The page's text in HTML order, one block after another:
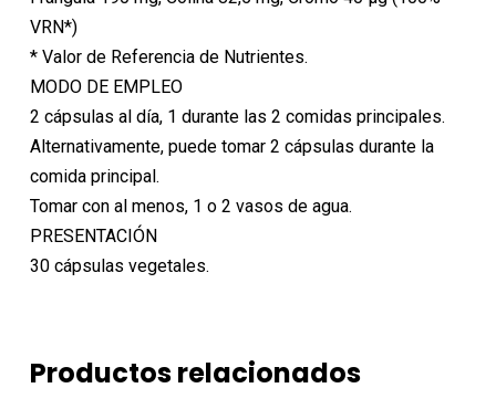
VRN*)
* Valor de Referencia de Nutrientes.
MODO DE EMPLEO
2 cápsulas al día, 1 durante las 2 comidas principales.
Alternativamente, puede tomar 2 cápsulas durante la
comida principal.
Tomar con al menos, 1 o 2 vasos de agua.
PRESENTACIÓN
30 cápsulas vegetales.
Productos relacionados